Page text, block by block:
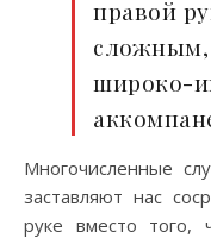
правой
широко-
Многочисленные
заставляют нас
руке вместо того,